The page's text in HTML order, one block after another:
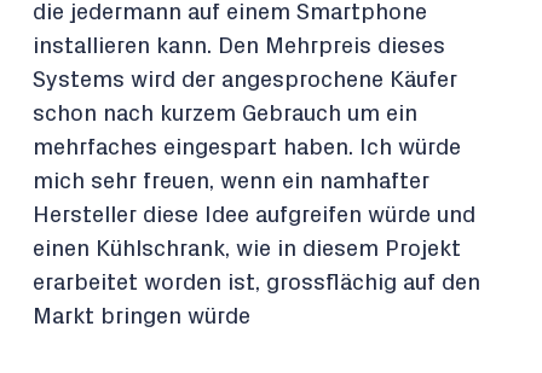
die jedermann auf einem Smartphone
installieren kann. Den Mehrpreis dieses
Systems wird der angesprochene Käufer
schon nach kurzem Gebrauch um ein
mehrfaches eingespart haben. Ich würde
mich sehr freuen, wenn ein namhafter
Hersteller diese Idee aufgreifen würde und
einen Kühlschrank, wie in diesem Projekt
erarbeitet worden ist, grossflächig auf den
Markt bringen würde